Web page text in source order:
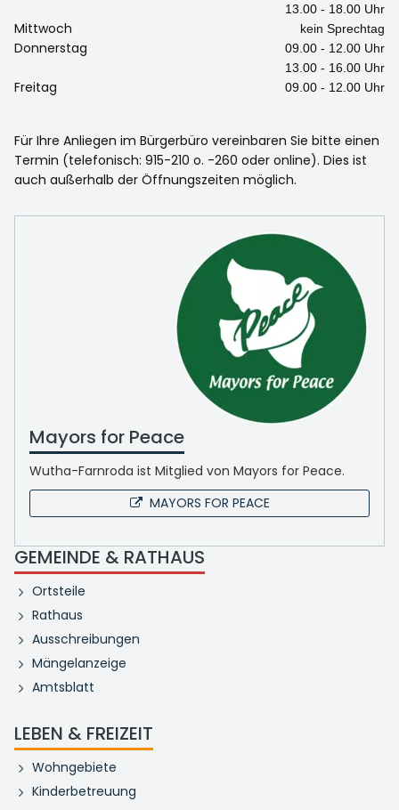
13.00 - 18.00 Uhr
Mittwoch kein Sprechtag
Donnerstag
09.00 - 12.00 Uhr
13.00 - 16.00 Uhr
Freitag 09.00 - 12.00 Uhr
Für Ihre Anliegen im Bürgerbüro vereinbaren Sie bitte einen
Termin (telefonisch: 915-210 o. -260 oder online). Dies ist
auch außerhalb der Öffnungszeiten möglich.
Mayors for Peace
Wutha-Farnroda ist Mitglied von Mayors for Peace.
MAYORS FOR PEACE
GEMEINDE & RATHAUS
Ortsteile
Rathaus
Ausschreibungen
Mängelanzeige
Amtsblatt
LEBEN & FREIZEIT
Wohngebiete
Kinderbetreuung